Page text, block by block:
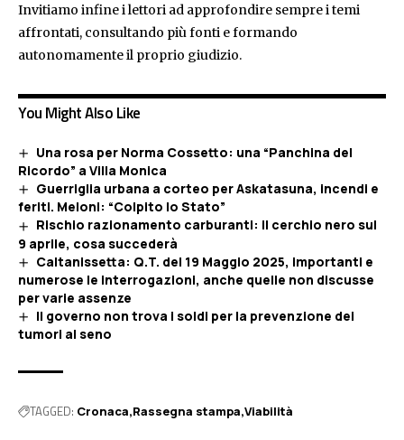
Invitiamo infine i lettori ad approfondire sempre i temi
affrontati, consultando più fonti e formando
autonomamente il proprio giudizio.
You Might Also Like
Una rosa per Norma Cossetto: una “Panchina del
Ricordo” a Villa Monica
Guerriglia urbana a corteo per Askatasuna, incendi e
feriti. Meloni: “Colpito lo Stato”
Rischio razionamento carburanti: il cerchio nero sul
9 aprile, cosa succederà
Caltanissetta: Q.T. del 19 Maggio 2025, importanti e
numerose le interrogazioni, anche quelle non discusse
per varie assenze
Il governo non trova i soldi per la prevenzione dei
tumori al seno
TAGGED: Cronaca Rassegna stampa Viabilità